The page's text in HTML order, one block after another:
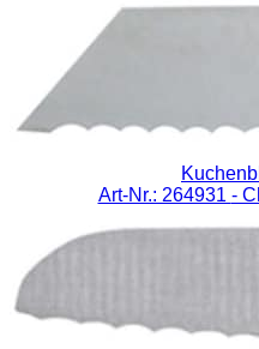
Art-Nr.: 264931 -